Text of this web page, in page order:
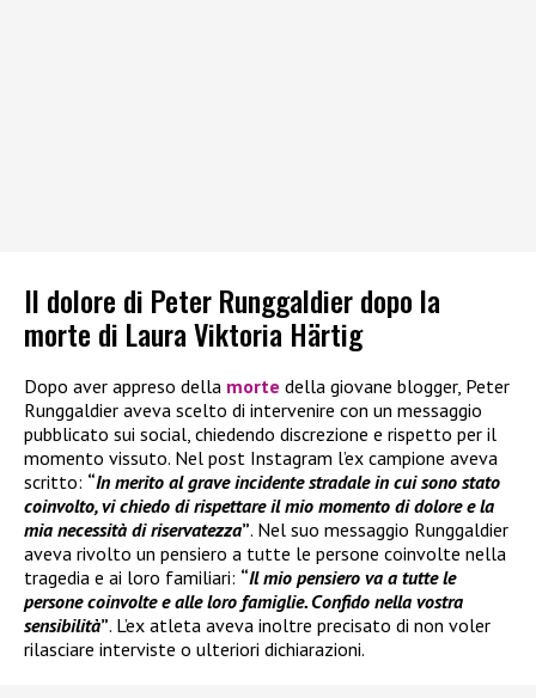
Il dolore di Peter Runggaldier dopo la
morte di Laura Viktoria Härtig
Dopo aver appreso della morte della giovane blogger, Peter
Runggaldier aveva scelto di intervenire con un messaggio
pubblicato sui social, chiedendo discrezione e rispetto per il
momento vissuto. Nel post Instagram l’ex campione aveva
scritto: “In merito al grave incidente stradale in cui sono stato
coinvolto, vi chiedo di rispettare il mio momento di dolore e la
mia necessità di riservatezza”. Nel suo messaggio Runggaldier
aveva rivolto un pensiero a tutte le persone coinvolte nella
tragedia e ai loro familiari: “Il mio pensiero va a tutte le
persone coinvolte e alle loro famiglie. Confido nella vostra
sensibilità”. L’ex atleta aveva inoltre precisato di non voler
rilasciare interviste o ulteriori dichiarazioni.